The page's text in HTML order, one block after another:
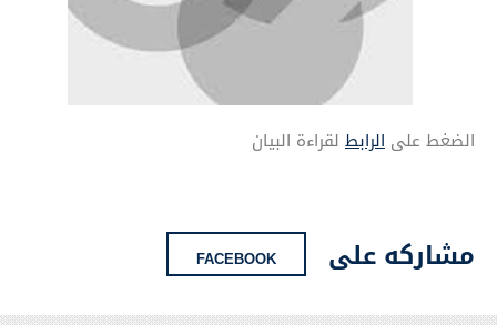
الضغط على الرابط لقراءة البيان
مشاركه على FACEBOOK